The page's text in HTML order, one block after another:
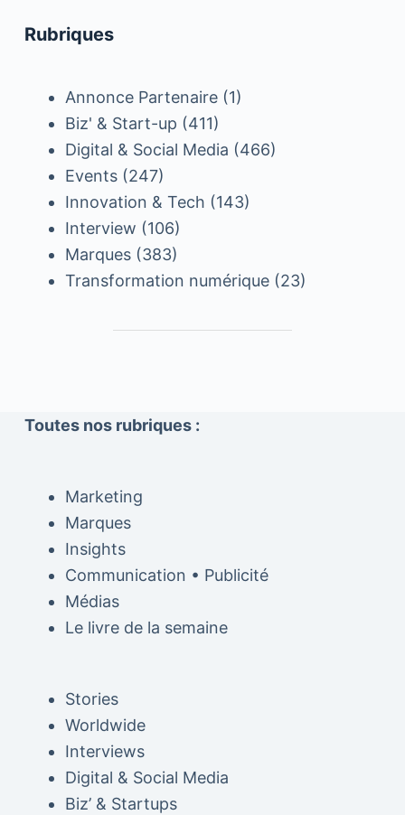
Rubriques
Annonce Partenaire(1)
Biz' & Start-up (411)
Digital & Social Media (466)
Events(247)
Innovation & Tech (143)
Interview (106)
Marques(383)
Transformation numérique(23)
Toutes nos rubriques :
Marketing
Marques
Insights
Communication • Publicité
Médias
Le livre de la semaine
Stories
Worldwide
Interviews
Digital & Social Media
Biz’ & Startups